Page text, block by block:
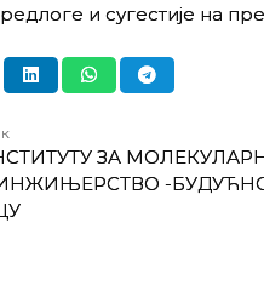
и сугестије на
ЗА
-